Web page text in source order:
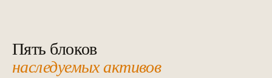
Пять блоков
наследуемых активов